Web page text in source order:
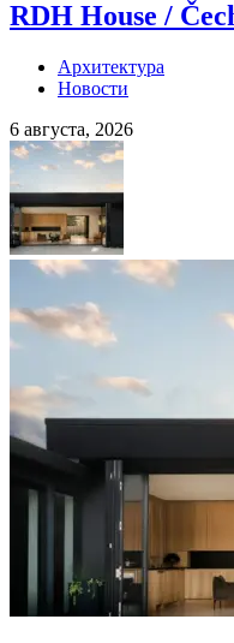
RDH House /
Архитектура
Новости
6 августа, 2026